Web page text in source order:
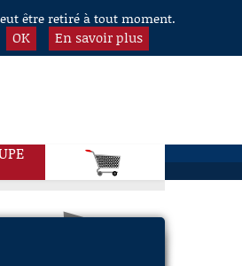
être retiré à tout moment.
OK En savoir plus